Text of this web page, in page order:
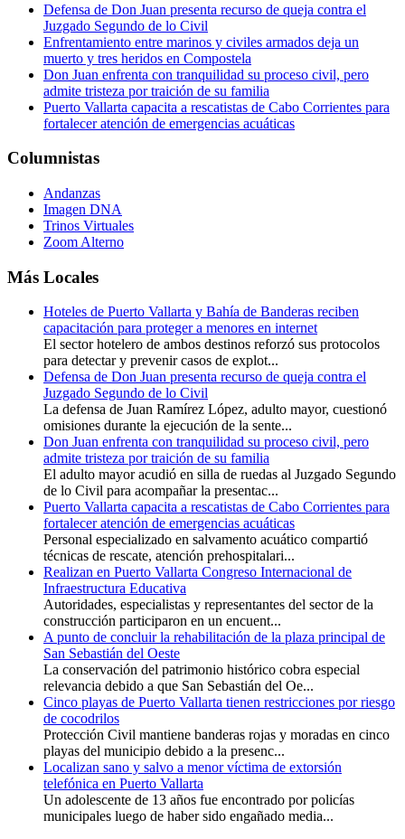
Defensa de Don Juan presenta recurso de queja contra el
Juzgado Segundo de lo Civil
Enfrentamiento entre marinos y civiles armados deja un
muerto y tres heridos en Compostela
Don Juan enfrenta con tranquilidad su proceso civil, pero
admite tristeza por traición de su familia
Puerto Vallarta capacita a rescatistas de Cabo Corrientes para
fortalecer atención de emergencias acuáticas
Columnistas
Andanzas
Imagen DNA
Trinos Virtuales
Zoom Alterno
Más Locales
Hoteles de Puerto Vallarta y Bahía de Banderas reciben
capacitación para proteger a menores en internet
El sector hotelero de ambos destinos reforzó sus protocolos
para detectar y prevenir casos de explot...
Defensa de Don Juan presenta recurso de queja contra el
Juzgado Segundo de lo Civil
La defensa de Juan Ramírez López, adulto mayor, cuestionó
omisiones durante la ejecución de la sente...
Don Juan enfrenta con tranquilidad su proceso civil, pero
admite tristeza por traición de su familia
El adulto mayor acudió en silla de ruedas al Juzgado Segundo
de lo Civil para acompañar la presentac...
Puerto Vallarta capacita a rescatistas de Cabo Corrientes para
fortalecer atención de emergencias acuáticas
Personal especializado en salvamento acuático compartió
técnicas de rescate, atención prehospitalari...
Realizan en Puerto Vallarta Congreso Internacional de
Infraestructura Educativa
Autoridades, especialistas y representantes del sector de la
construcción participaron en un encuent...
A punto de concluir la rehabilitación de la plaza principal de
San Sebastián del Oeste
La conservación del patrimonio histórico cobra especial
relevancia debido a que San Sebastián del Oe...
Cinco playas de Puerto Vallarta tienen restricciones por riesgo
de cocodrilos
Protección Civil mantiene banderas rojas y moradas en cinco
playas del municipio debido a la presenc...
Localizan sano y salvo a menor víctima de extorsión
telefónica en Puerto Vallarta
Un adolescente de 13 años fue encontrado por policías
municipales luego de haber sido engañado media...